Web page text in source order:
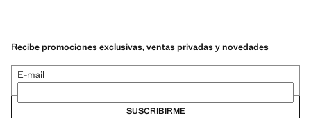
Recibe promociones exclusivas, ventas privadas y novedades
E-mail
SUSCRIBIRME